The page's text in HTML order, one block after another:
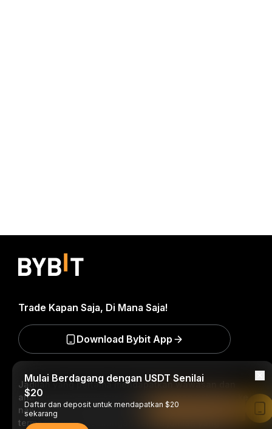
Jadilah yang pertama mendapatkan wawasan dan
analisis kritis dunia kripto: berlangganan sekarang ke
nawala kami.Semua bentuk investasi memiliki risiko,
termasuk risiko kehilangan semua jumlah yang
Trade Kapan Saja, Di Mana Saja!
Download Bybit App
Mulai Berdagang dengan USDT Senilai
$20
Daftar dan deposit untuk mendapatkan $20
sekarang
Baca di Aplikasi Bybit